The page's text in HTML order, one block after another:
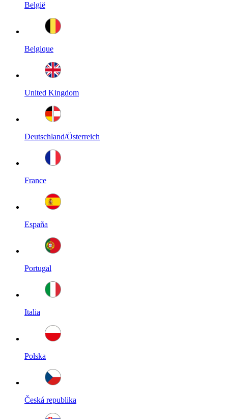
België
Belgique
United Kingdom
Deutschland/Österreich
France
España
Portugal
Italia
Polska
Česká republika